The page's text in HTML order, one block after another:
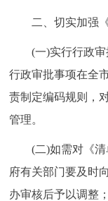
ITALIANO
二、切实加强《
(一)实行行政审
行政审批事项在全
责制定编码规则，
管理。
(二)如需对《清
府有关部门要及时
办审核后予以调整